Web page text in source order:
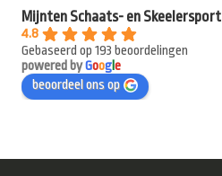
Mijnten Schaats- en Skeelersport
4.8
Gebaseerd op 193 beoordelingen
powered byGooge
beoordeel ons op